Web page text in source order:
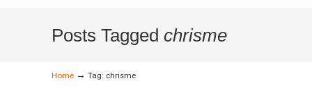
Posts Tagged chrisme
Home → Tag: chrisme